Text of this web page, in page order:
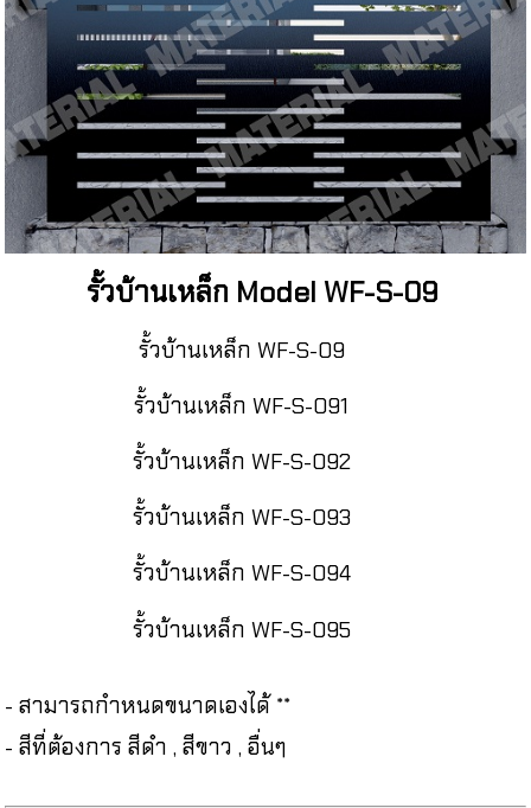
รั้วบ้านเหล็ก Model WF-S-09
รั้วบ้านเหล็ก WF-S-09
รั้วบ้านเหล็ก WF-S-091
รั้วบ้านเหล็ก WF-S-092
รั้วบ้านเหล็ก WF-S-093
รั้วบ้านเหล็ก WF-S-094
รั้วบ้านเหล็ก WF-S-095
- สามารถกำหนดขนาดเองได้ **
- สีที่ต้องการ สีดำ , สีขาว , อื่นๆ